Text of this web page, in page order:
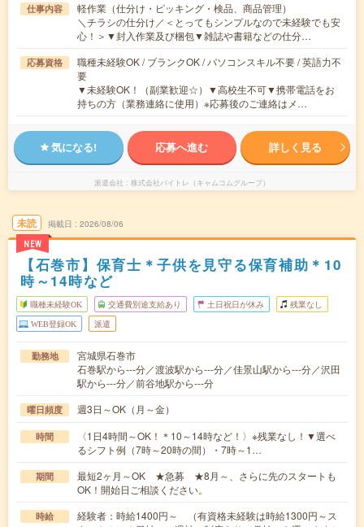
仕事内容
軽作業（仕分け・ピッキング・検品、商品管理）
＼チラシの仕分け／＜とってもシンプルなので未経験でも安
心！＞▼封入作業及び梱包▼雑誌や書籍などの仕分…
応募資格
職種未経験OK / ブランクOK / パソコンスキル不要 / 英語力不
要
▼未経験OK！（副業歓迎☆）▼高校生不可▼携帯電話をお
持ちの方（業務連絡に使用）※応募後のご連絡はメ…
気になる! 応募へ進む 詳しく見る
派遣会社 株式会社バイトレ（キャムコムグループ）
未読
NEW
掲載日 2026/08/06
【石巻市】保育士＊子供を見守る保育補助＊10
時～14時など
職種未経験OK 交通費別途支給あり 土日祝日が休み 残業なし
WEB登録OK 派遣
勤務地
宮城県石巻市
石巻駅から---分／渡波駅から---分／佳景山駅から---分／沢田
駅から---分／前谷地駅から---分
曜日頻度 週3日～OK（月～金）
時間
〈1日4時間～OK！＊10～14時など！〉※残業なし！▼選べ
るシフト例（7時～20時の間）・7時～1…
期間
最短2ヶ月～OK ★急募 ★8月～、さらに先のスタートも
OK！開始日ご相談ください。
時給
経験者：時給1400円～ （有資格未経験は時給1300円～ス